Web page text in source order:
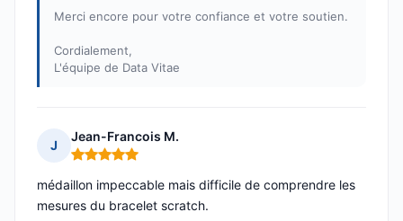
Merci encore pour votre confiance et votre soutien.
Cordialement,
L'équipe de Data Vitae
J
Jean-Francois M.
Note : 5 sur 5
médaillon impeccable mais difficile de comprendre les
mesures du bracelet scratch.